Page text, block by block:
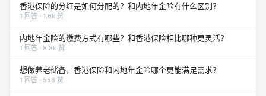
香港保险的分红是如何分配的？和内地年金险有什么区别？
1 回答 · 1.6k 赞
内地年金险的缴费方式有哪些？和香港保险相比哪种更灵活？
1 回答 · 8.8k 赞
想做养老储备，香港保险和内地年金险哪个更能满足需求？
1 回答 · 556 赞